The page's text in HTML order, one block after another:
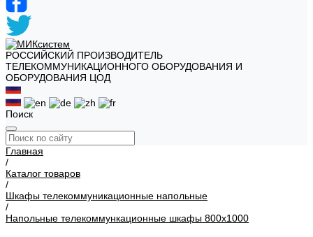
РОССИЙСКИЙ ПРОИЗВОДИТЕЛЬ
ТЕЛЕКОММУНИКАЦИОННОГО ОБОРУДОВАНИЯ И
ОБОРУДОВАНИЯ ЦОД
Поиск
Главная
/
Каталог товаров
/
Шкафы телекоммуникационные напольные
/
Напольные телекоммункационные шкафы 800х1000